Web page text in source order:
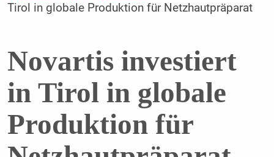
Tirol in globale Produktion für Netzhautpräparat
Novartis investiert
in Tirol in globale
Produktion für